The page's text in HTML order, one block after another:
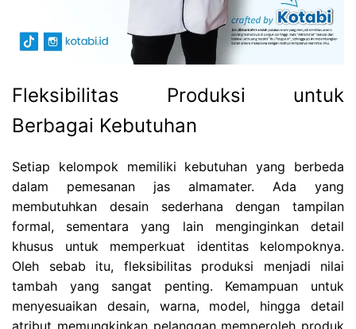
Fleksibilitas Produksi untuk
Berbagai Kebutuhan
Setiap kelompok memiliki kebutuhan yang berbeda
dalam pemesanan jas almamater. Ada yang
membutuhkan desain sederhana dengan tampilan
formal, sementara yang lain menginginkan detail
khusus untuk memperkuat identitas kelompoknya.
Oleh sebab itu, fleksibilitas produksi menjadi nilai
tambah yang sangat penting. Kemampuan untuk
menyesuaikan desain, warna, model, hingga detail